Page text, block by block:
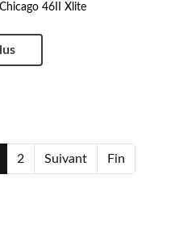
46II Xlite
2 Suivant Fin